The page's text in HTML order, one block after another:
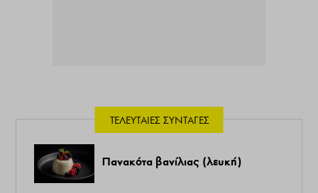
ΤΕΛΕΥΤΑΊΕΣ ΣΥΝΤΑΓΈΣ
Πανακότα βανίλιας (λευκή)